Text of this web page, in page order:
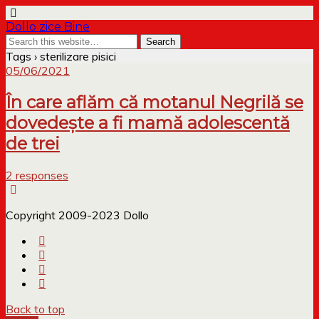
Dollo zice Bine
Tags › sterilizare pisici
05/06/2021
În care aflăm că motanul Negrilă se
dovedește a fi mamă adolescentă
de trei
2 responses
Copyright 2009-2023 Dollo
Back to top